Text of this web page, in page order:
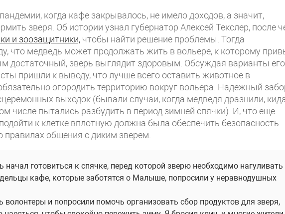
когда кафе закрывалось, не имело доходов, а значит,
зверя. Об истории узнал губернатор Алексей Текслер, после
и зоозащитники, чтобы найти решение проблемы. Тогда
что медведь может продолжать жить в вольере, к которому
достаточный, зверь выглядит здоровым. Обсуждая варианты его
пришли к выводу, что лучше всего оставить животное в
огородить территорию вокруг вольера. Надежный
выходок (бывали случаи, когда медведя дразнили,
числе пытались разбудить в период зимней спячки). И, что еще
к клетке вплотную должна была обеспечить безопасность
общения с диким зверем.
начал готовиться к спячке, перед которой зверю необходимо нагуливать
кафе, которые заботятся о Малыше, попросили у неравнодушных
волонтеры и попросили помочь организовать сбор продуктов для зверя,